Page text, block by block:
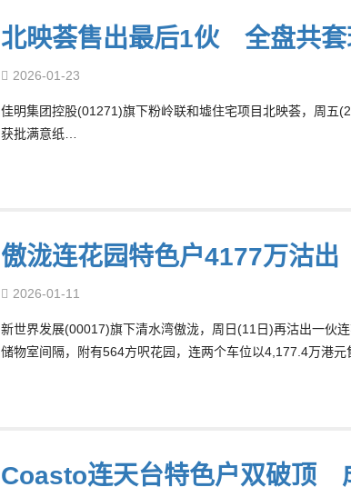
北映荟售出最后1伙 全盘共套
2026-01-23
佳明集团控股(01271)旗下粉岭联和墟住宅项目北映荟，周五
获批满意纸…
傲泷连花园特色户4177万沽出
2026-01-11
新世界发展(00017)旗下清水湾傲泷，周日(11日)再沽出一伙
储物室间隔，附有564方呎花园，连两个车位以4,177.4万港
Coasto连天台特色户双破顶